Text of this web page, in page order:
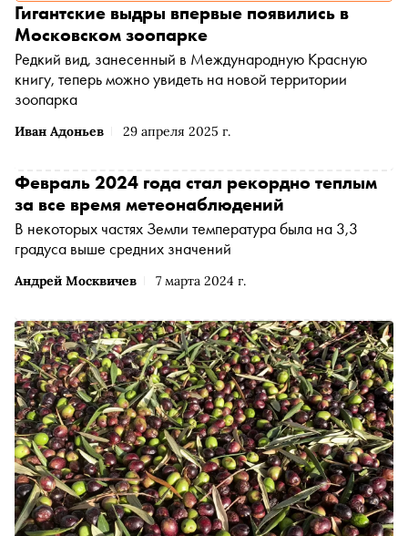
Иван Адоньев 29 апреля 2025 г.
Гигантские выдры впервые появились в
Московском зоопарке
Редкий вид, занесенный в Международную Красную
книгу, теперь можно увидеть на новой территории
зоопарка
Андрей Москвичев 7 марта 2024 г.
Февраль 2024 года стал рекордно теплым
за все время метеонаблюдений
В некоторых частях Земли температура была на 3,3
градуса выше средних значений